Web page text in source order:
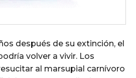
después de su extinción, el
volver a vivir. Los
al marsupial carnívoro